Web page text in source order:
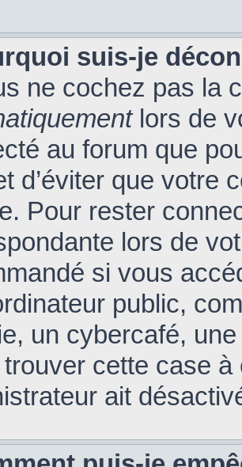
suis-je
ne cochez pas la
lors de
au forum que
d’éviter que votre
Pour rester
lors de
si vous
public,
un cybercafé,
cette case à
ait